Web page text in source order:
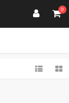
0